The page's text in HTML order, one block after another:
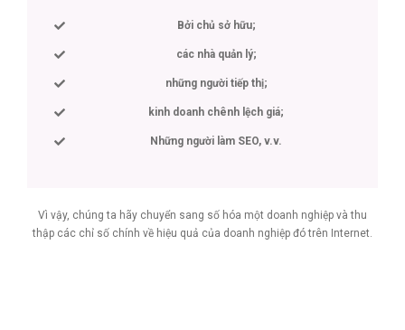
Bởi chủ sở hữu;
các nhà quản lý;
những người tiếp thị;
kinh doanh chênh lệch giá;
Những người làm SEO, v.v.
Vì vậy, chúng ta hãy chuyển sang số hóa một doanh nghiệp và thu
thập các chỉ số chính về hiệu quả của doanh nghiệp đó trên Internet.